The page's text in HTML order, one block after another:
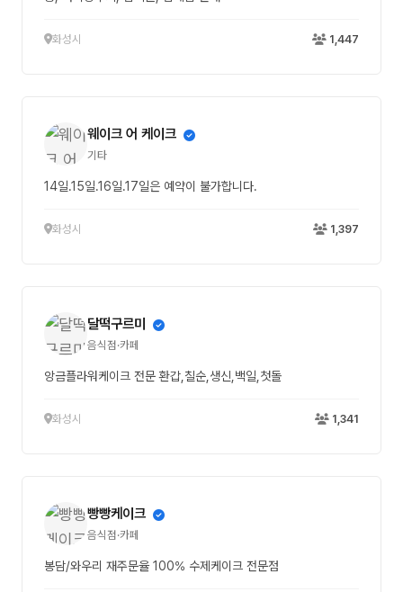
화성시 1,447
웨이크 어 케이크
기타
14일.15일.16일.17일은 예약이 불가합니다.
화성시 1,397
달떡구르미
음식점·카페
앙금플라워케이크 전문 환갑,칠순,생신,백일,첫돌
화성시 1,341
빵빵케이크
음식점·카페
봉담/와우리 재주문율 100% 수제케이크 전문점